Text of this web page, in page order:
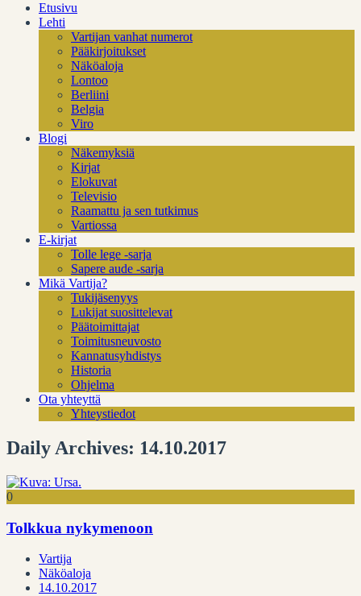
Etusivu
Lehti
Vartijan vanhat numerot
Pääkirjoitukset
Näköaloja
Lontoo
Berliini
Belgia
Viro
Blogi
Näkemyksiä
Kirjat
Elokuvat
Televisio
Raamattu ja sen tutkimus
Vartiossa
E-kirjat
Tolle lege -sarja
Sapere aude -sarja
Mikä Vartija?
Tukijäsenyys
Lukijat suosittelevat
Päätoimittajat
Toimitusneuvosto
Kannatusyhdistys
Historia
Ohjelma
Ota yhteyttä
Yhteystiedot
Daily Archives: 14.10.2017
0
Tolkkua nykymenoon
Vartija
Näköaloja
14.10.2017